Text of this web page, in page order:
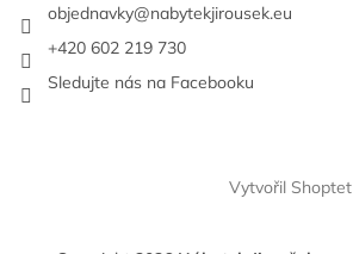
objednavky@nabytekjirousek.eu
+420 602 219 730
Sledujte nás na Facebooku
Vytvořil Shoptet